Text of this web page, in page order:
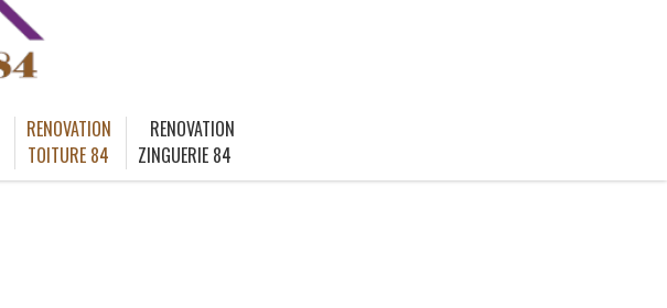
RENOVATION
TOITURE 84
RENOVATION
ZINGUERIE 84